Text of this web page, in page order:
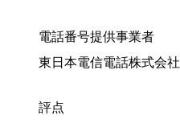
電話番号提供事業者
東日本電信電話株式会社
評点